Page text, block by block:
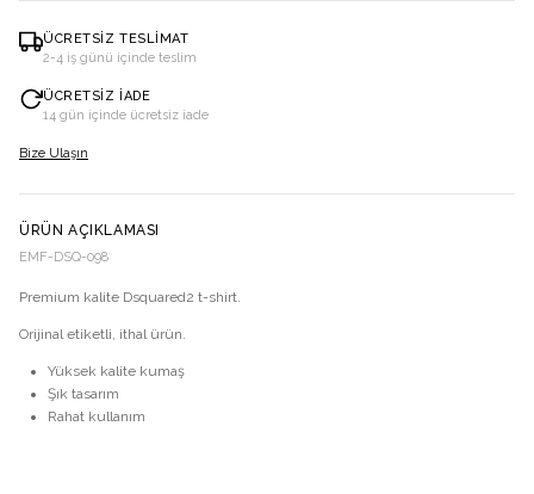
ÜCRETSIZ TESLIMAT
2-4 iş günü içinde teslim
ÜCRETSIZ İADE
14 gün içinde ücretsiz iade
Bize Ulaşın
ÜRÜN AÇIKLAMASI
EMF-DSQ-098
Premium kalite Dsquared2 t-shirt.
Orijinal etiketli, ithal ürün.
Yüksek kalite kumaş
Şık tasarım
Rahat kullanım